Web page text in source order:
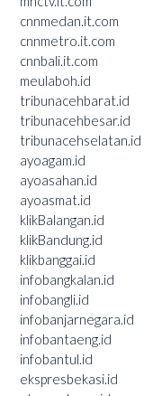
cnnmedan.it.com
cnnmetro.it.com
cnnbali.it.com
meulaboh.id
tribunacehbarat.id
tribunacehbesar.id
tribunacehselatan.id
ayoagam.id
ayoasahan.id
ayoasmat.id
klikBalangan.id
klikBandung.id
klikbanggai.id
infobangkalan.id
infobangli.id
infobanjarnegara.id
infobantaeng.id
infobantul.id
ekspresbekasi.id